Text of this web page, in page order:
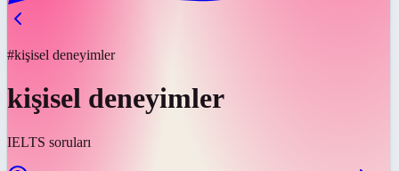
#kişisel deneyimler
kişisel deneyimler
IELTS soruları